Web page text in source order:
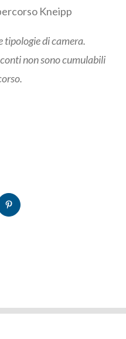
Kneipp
tipologie di camera.
non sono cumulabili
pinterest